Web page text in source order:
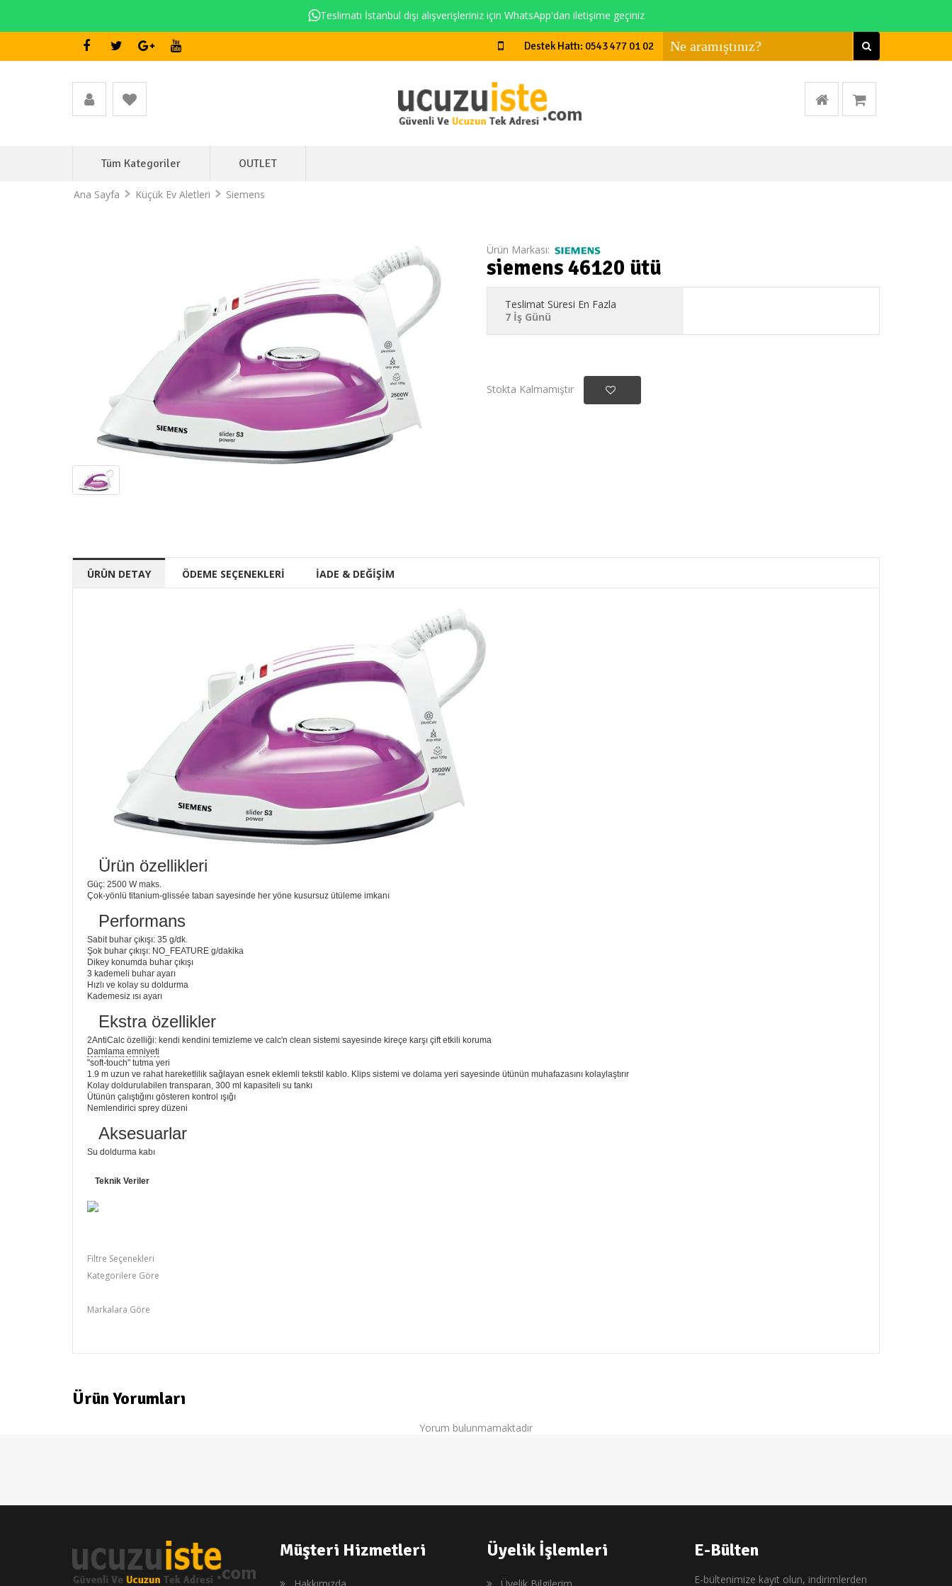
Teslimatı İstanbul dışı alışverişleriniz için WhatsApp'dan iletişime geçiniz
Destek Hattı: 0543 477 01 02
Tüm Kategoriler OUTLET
Ana Sayfa Küçük Ev Aletleri Siemens
Ürün Markası:
siemens 46120 ütü
Teslimat Süresi En Fazla
7 İş Günü
Stokta Kalmamıştır
ÜRÜN DETAY ÖDEME SEÇENEKLERİ İADE & DEĞİŞİM
Ürün özellikleri
Güç: 2500 W maks.
Çok-yönlü titanium-glissée taban sayesinde her yöne kusursuz ütüleme imkanı
Performans
Sabit buhar çıkışı: 35 g/dk.
Şok buhar çıkışı: NO_FEATURE g/dakika
Dikey konumda buhar çıkışı
3 kademeli buhar ayarı
Hızlı ve kolay su doldurma
Kademesiz ısı ayarı
Ekstra özellikler
2AntiCalc özelliği: kendi kendini temizleme ve calc'n clean sistemi sayesinde kireçe karşı çift etkili koruma
Damlama emniyeti
"soft-touch" tutma yeri
1.9 m uzun ve rahat hareketlilik sağlayan esnek eklemli tekstil kablo. Klips sistemi ve dolama yeri sayesinde ütünün muhafazasını kolaylaştırır
Kolay doldurulabilen transparan, 300 ml kapasiteli su tankı
Ütünün çalıştığını gösteren kontrol ışığı
Nemlendirici sprey düzeni
Aksesuarlar
Su doldurma kabı
Teknik Veriler
Filtre Seçenekleri
Kategorilere Göre
Markalara Göre
Ürün Yorumları
Yorum bulunmamaktadır
Müşteri Hizmetleri Üyelik İşlemleri E-Bülten
E-bültenimize kayıt olun, indirimlerden